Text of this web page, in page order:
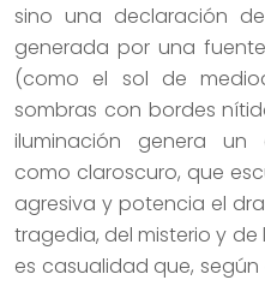
sino una declaración
generada por una
(como el sol de
sombras con bordes
iluminación genera
como claroscuro, que
agresiva y potencia el
tragedia, del misterio y
es casualidad que,